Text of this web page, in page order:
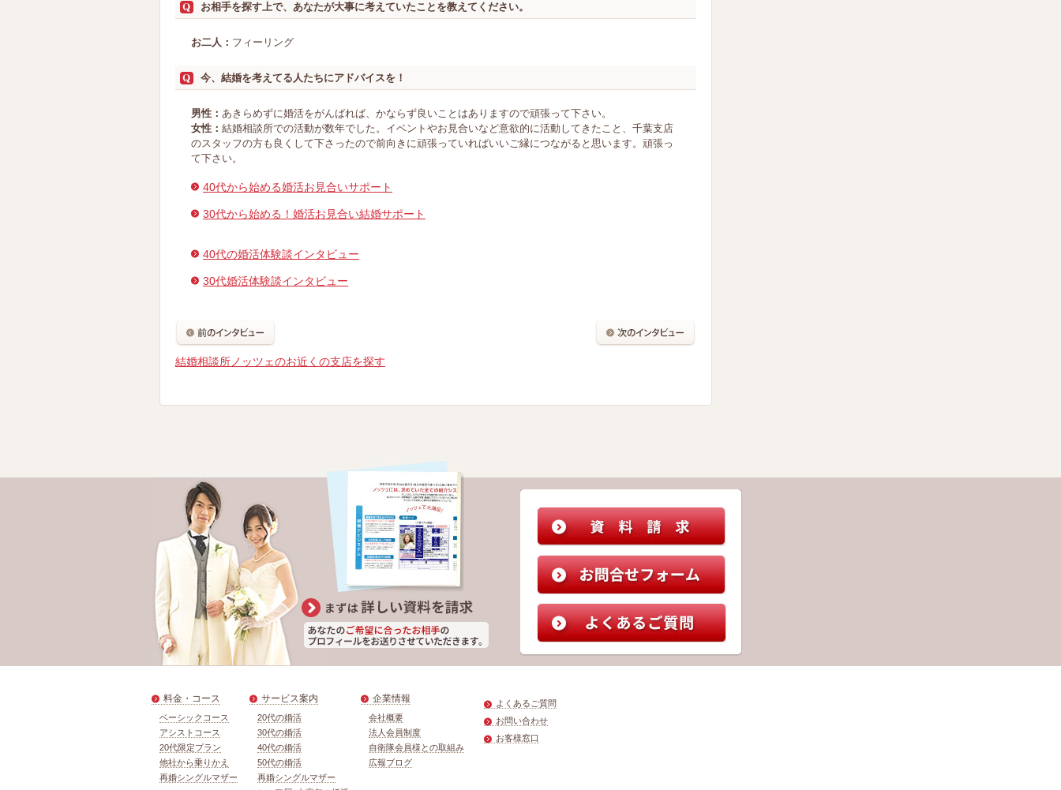
お相手を探す上で、あなたが大事に考えていたことを教えてください。
お二人： フィーリング
今、結婚を考えてる人たちにアドバイスを！
男性： あきらめずに婚活をがんばれば、かならず良いことはありますので頑張って下さい。
女性： 結婚相談所での活動が数年でした。イベントやお見合いなど意欲的に活動してきたこと、千葉支店
のスタッフの方も良くして下さったので前向きに頑張っていればいいご縁につながると思います。頑張っ
て下さい。
40代から始める婚活お見合いサポート
30代から始める！婚活お見合い結婚サポート
40代の婚活体験談インタビュー
30代婚活体験談インタビュー
結婚相談所ノッツェのお近くの支店を探す
料金・コース
ベーシックコース
アシストコース
20代限定プラン
他社から乗りかえ
再婚シングルマザー
サービス案内
20代の婚活
30代の婚活
40代の婚活
50代の婚活
再婚シングルマザー
企業情報
会社概要
法人会員制度
自衛隊会員様との取組み
広報ブログ
よくあるご質問
お問い合わせ
お客様窓口